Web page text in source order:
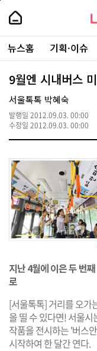
본
로
가
내
손
안
에
서
울
-
서
울
시
대
표
소
포
털
손
주
요
서
뉴스홈 기획·이슈
9월엔 시내버스
서울톡톡 박혜숙
발행일 2012.09.03. 00:00
수정일 2012.09.03. 00:00
지난 4월에 이은 두 번
로
[서울톡톡] 거리를 오가
을 띨 수 있다면! 서울
작품을 전시하는 '버스
시작하여 한 달간 연다.
페
상
단
로